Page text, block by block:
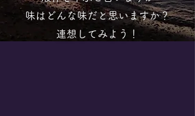
味はどんな味だと思いますか？
​連想してみよう！